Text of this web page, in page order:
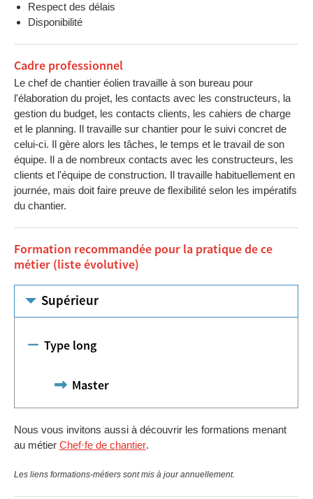
Respect des délais
Disponibilité
Cadre professionnel
Le chef de chantier éolien travaille à son bureau pour
l'élaboration du projet, les contacts avec les constructeurs, la
gestion du budget, les contacts clients, les cahiers de charge
et le planning. Il travaille sur chantier pour le suivi concret de
celui-ci. Il gère alors les tâches, le temps et le travail de son
équipe. Il a de nombreux contacts avec les constructeurs, les
clients et l'équipe de construction. Il travaille habituellement en
journée, mais doit faire preuve de flexibilité selon les impératifs
du chantier.
Formation recommandée pour la pratique de ce
métier (liste évolutive)
Supérieur
Type long
Master
Nous vous invitons aussi à découvrir les formations menant
au métier Chef·fe de chantier.
Les liens formations-métiers sont mis à jour annuellement.